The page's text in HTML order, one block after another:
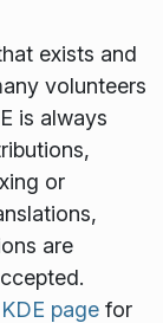
exists and
volunteers
is always
or
are
pagefor